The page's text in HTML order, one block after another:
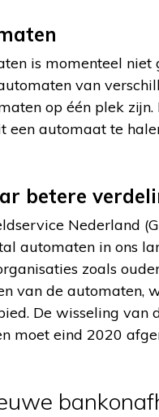
is momenteel
van
op één plek
automaat te
betere
Nederland
automaten in ons
zoals
van de automaten,
De wisseling van
moet eind 2020